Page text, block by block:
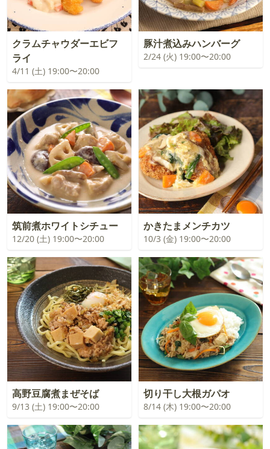
クラムチャウダーエビフ
ライ
4/11 (土) 19:00〜20:00
豚汁煮込みハンバーグ
2/24 (火) 19:00〜20:00
筑前煮ホワイトシチュー
12/20 (土) 19:00〜20:00
かきたまメンチカツ
10/3 (金) 19:00〜20:00
高野豆腐煮まぜそば
9/13 (土) 19:00〜20:00
切り干し大根ガパオ
8/14 (木) 19:00〜20:00